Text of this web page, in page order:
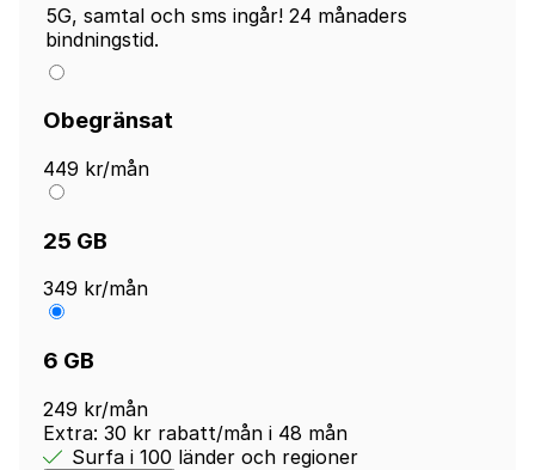
5G, samtal och sms ingår! 24 månaders
bindningstid.
Obegränsat
449 kr/mån
25 GB
349 kr/mån
6 GB
249 kr/mån
Extra: 30 kr rabatt/mån i 48 mån
Surfa i 100 länder och regioner